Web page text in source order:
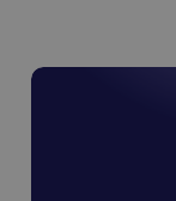
Последно
Ако бях
...днес щеше да
Размяна на
Над 1 000
Интелигентен